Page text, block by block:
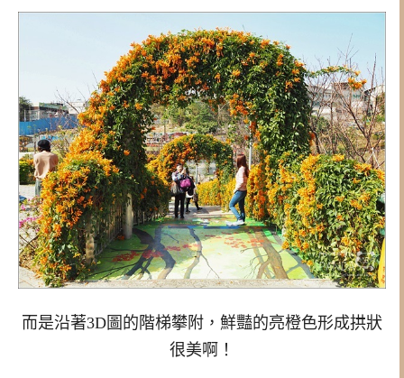
而是沿著3D圖的階梯攀附，鮮豔的亮橙色形成拱狀
很美啊！